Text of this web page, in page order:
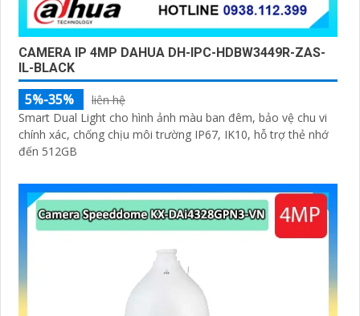
CAMERA IP 4MP DAHUA DH-IPC-HDBW3449R-ZAS-
IL-BLACK
5%-35%
liên hệ
Smart Dual Light cho hình ảnh màu ban đêm, bảo vệ chu vi
chính xác, chống chịu môi trường IP67, IK10, hỗ trợ thẻ nhớ
đến 512GB